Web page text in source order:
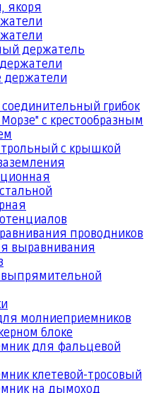
якоря
держатель
грибок
Морзе" с крестообразным
с крышкой
проводников
выравнивания
выпрямительной
молниеприемников
блоке
для фальцевой
клетевой-тросовый
на дымоход